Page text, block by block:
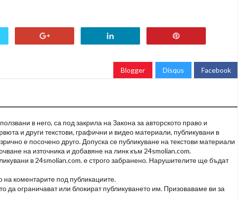
Blogger Disqus Facebook
в него, са под закрила на Закона за авторското право и
и други текстови, графични и видео материали, публикувани в
е посочено друго. Допуска се публикуване на текстови материали
на източника и добавяне на линк към 24smolian.com.
в 24smolian.com. е строго забранено. Нарушителите ще бъдат
на коментарите под публикациите.
да ограничават или блокират публикуването им. Призоваваме ви за